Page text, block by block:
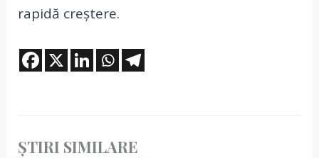
rapidă creștere.
ȘTIRI SIMILARE